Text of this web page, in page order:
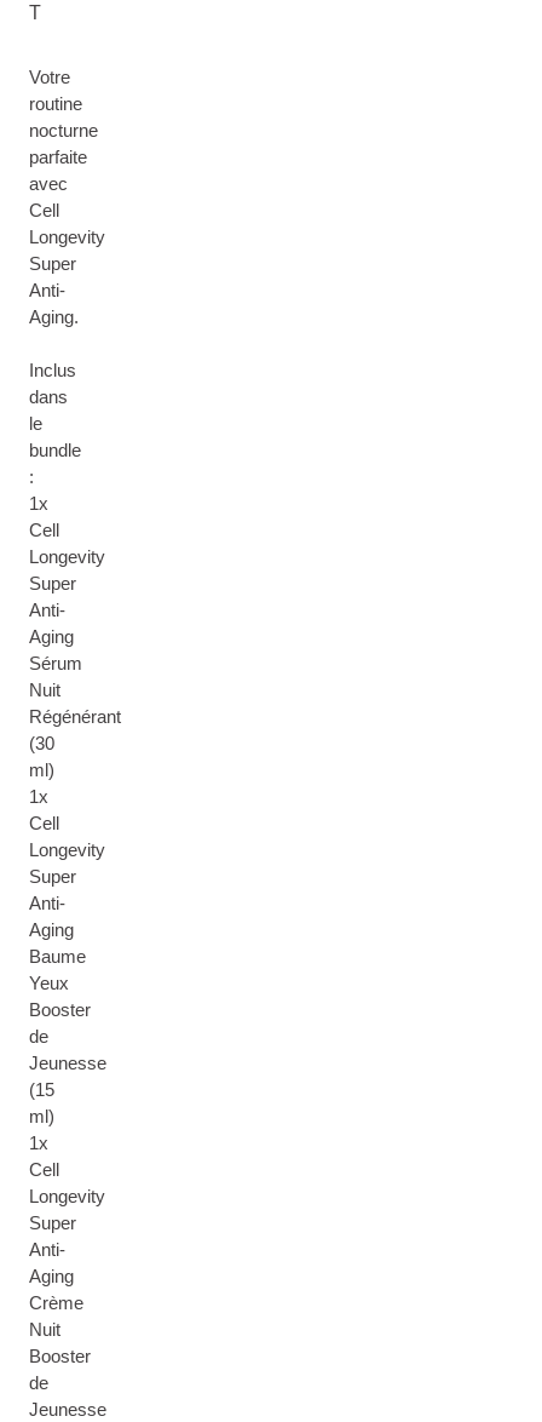
T
Votre
routine
nocturne
parfaite
avec
Cell
Longevity
Super
Anti-
Aging.
Inclus
dans
le
bundle
:
1x
Cell
Longevity
Super
Anti-
Aging
Sérum
Nuit
Régénérant
(30
ml)
1x
Cell
Longevity
Super
Anti-
Aging
Baume
Yeux
Booster
de
Jeunesse
(15
ml)
1x
Cell
Longevity
Super
Anti-
Aging
Crème
Nuit
Booster
de
Jeunesse